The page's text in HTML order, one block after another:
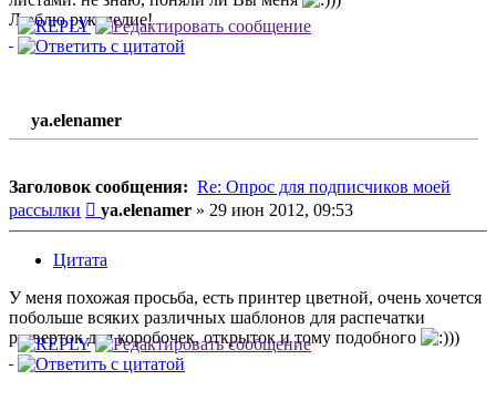
Люблю рукоделие!
ya.elenamer
Заголовок сообщения: Re: Опрос для подписчиков моей
рассылки
Сообщение
ya.elenamer » 29 июн 2012, 09:53
Цитата
У меня похожая просьба, есть принтер цветной, очень хочется
побольше всяких различных шаблонов для распечатки
разверток для коробочек, открыток и тому подобного
))